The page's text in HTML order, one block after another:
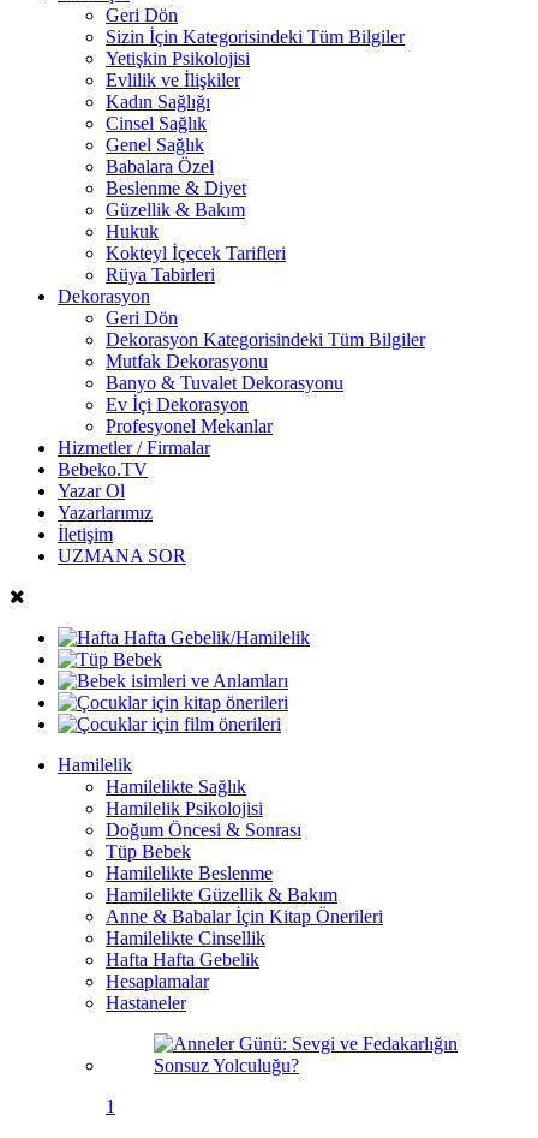
Geri Dön
Sizin İçin Kategorisindeki Tüm Bilgiler
Yetişkin Psikolojisi
Evlilik ve İlişkiler
Kadın Sağlığı
Cinsel Sağlık
Genel Sağlık
Babalara Özel
Beslenme & Diyet
Güzellik & Bakım
Hukuk
Kokteyl İçecek Tarifleri
Rüya Tabirleri
Dekorasyon
Geri Dön
Dekorasyon Kategorisindeki Tüm Bilgiler
Mutfak Dekorasyonu
Banyo & Tuvalet Dekorasyonu
Ev İçi Dekorasyon
Profesyonel Mekanlar
Hizmetler / Firmalar
Bebeko.TV
Yazar Ol
Yazarlarımız
İletişim
UZMANA SOR
Hamilelik
Hamilelikte Sağlık
Hamilelik Psikolojisi
Doğum Öncesi & Sonrası
Tüp Bebek
Hamilelikte Beslenme
Hamilelikte Güzellik & Bakım
Anne & Babalar İçin Kitap Önerileri
Hamilelikte Cinsellik
Hafta Hafta Gebelik
Hesaplamalar
Hastaneler
1